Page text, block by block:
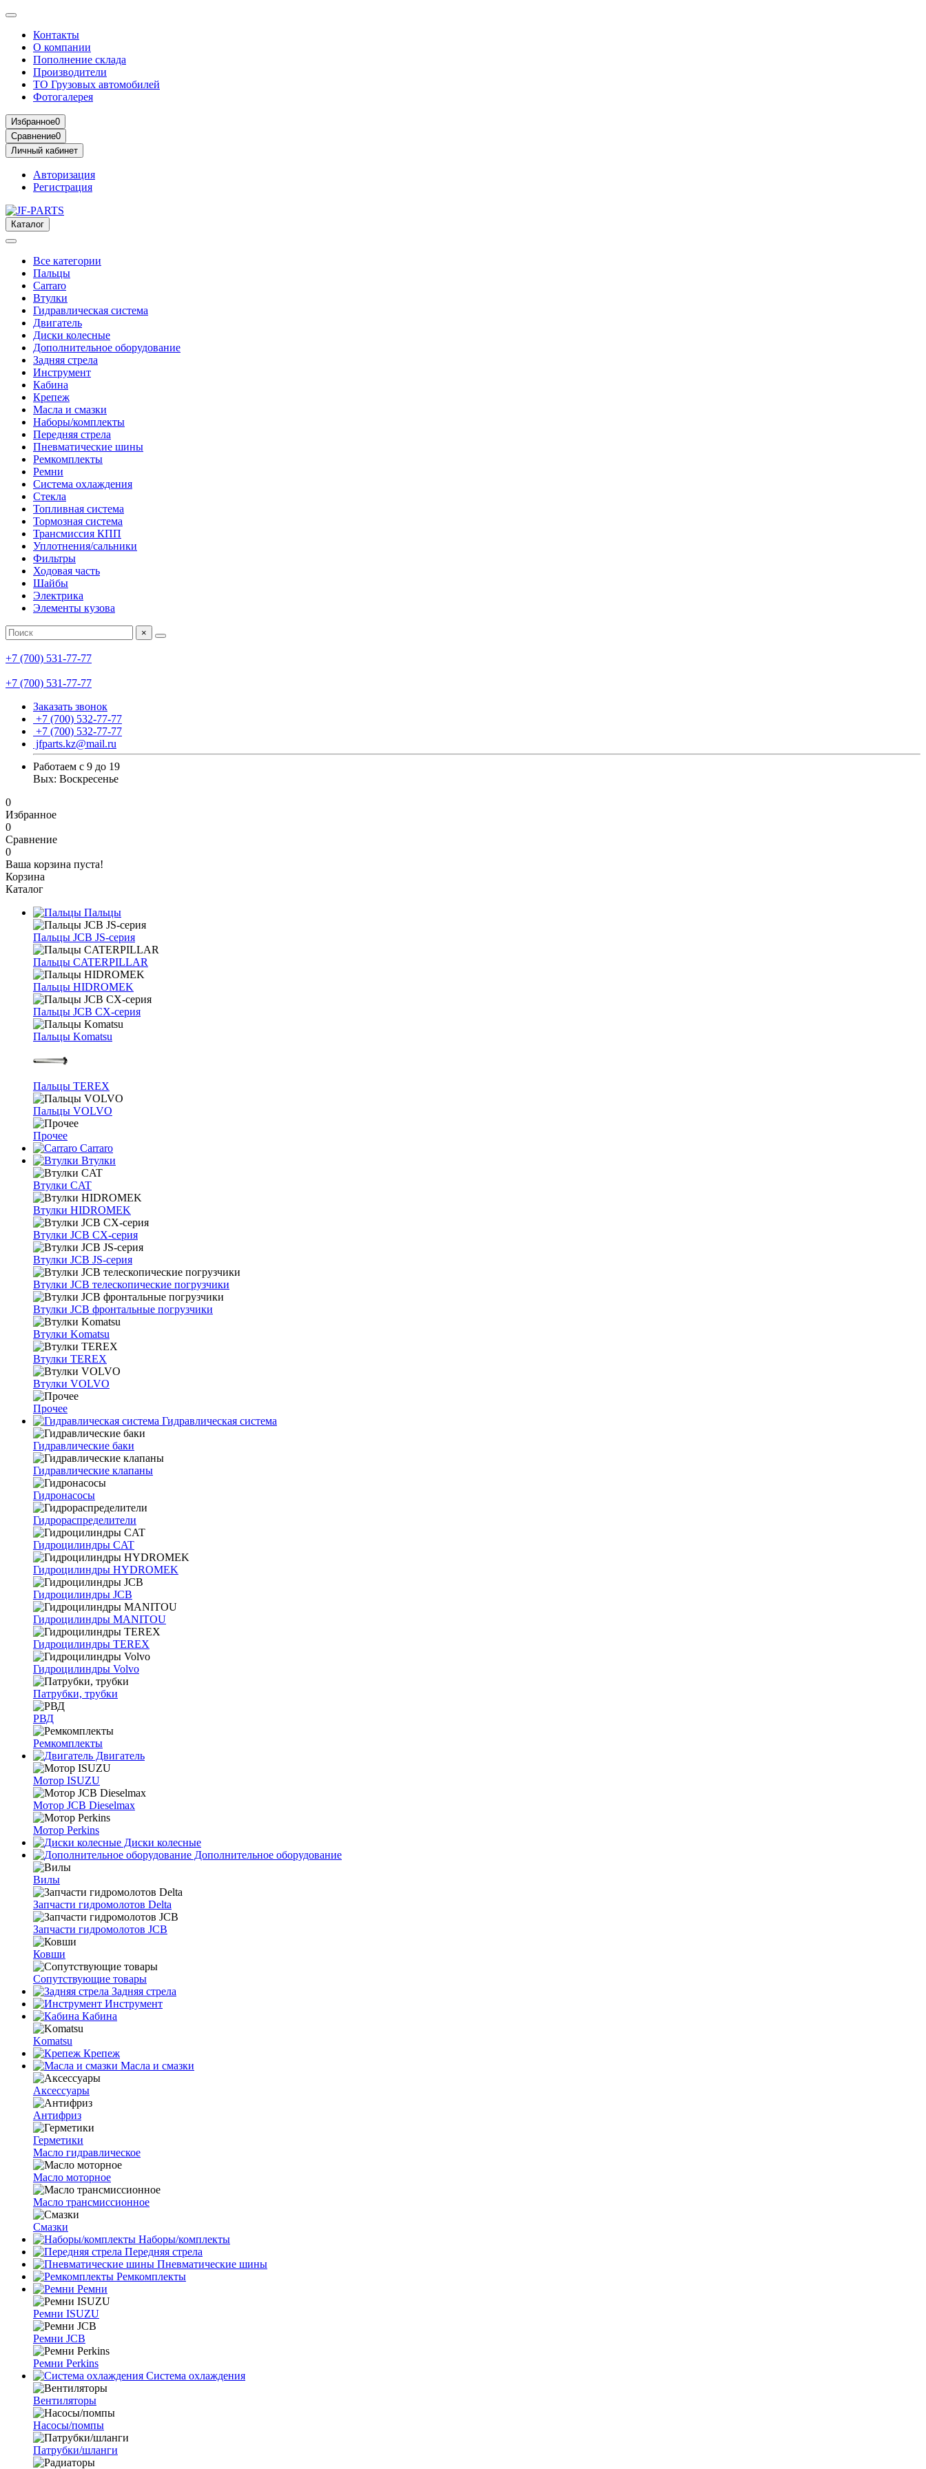
Контакты
О компании
Пополнение склада
Производители
ТО Грузовых автомобилей
Фотогалерея
Избранное0
Сравнение0
Личный кабинет
Авторизация
Регистрация
Каталог
Все категории
Пальцы
Carraro
Втулки
Гидравлическая система
Двигатель
Диски колесные
Дополнительное оборудование
Задняя стрела
Инструмент
Кабина
Крепеж
Масла и смазки
Наборы/комплекты
Передняя стрела
Пневматические шины
Ремкомплекты
Ремни
Система охлаждения
Стекла
Топливная система
Тормозная система
Трансмиссия КПП
Уплотнения/сальники
Фильтры
Ходовая часть
Шайбы
Электрика
Элементы кузова
×
+7 (700) 531-77-77
+7 (700) 531-77-77
Заказать звонок
+7 (700) 532-77-77
+7 (700) 532-77-77
jfparts.kz@mail.ru
Работаем с 9 до 19
Вых: Воскресенье
0
Избранное
0
Сравнение
0
Ваша корзина пуста!
Корзина
Каталог
Пальцы
Пальцы JCB JS-серия
Пальцы CATERPILLAR
Пальцы HIDROMEK
Пальцы JCB CX-серия
Пальцы Komatsu
Пальцы TEREX
Пальцы VOLVO
Прочее
Carraro
Втулки
Втулки CAT
Втулки HIDROMEK
Втулки JCB CX-серия
Втулки JCB JS-серия
Втулки JCB телескопические погрузчики
Втулки JCB фронтальные погрузчики
Втулки Komatsu
Втулки TEREX
Втулки VOLVO
Прочее
Гидравлическая система
Гидравлические баки
Гидравлические клапаны
Гидронасосы
Гидрораспределители
Гидроцилиндры CAT
Гидроцилиндры HYDROMEK
Гидроцилиндры JCB
Гидроцилиндры MANITOU
Гидроцилиндры TEREX
Гидроцилиндры Volvo
Патрубки, трубки
РВД
Ремкомплекты
Двигатель
Мотор ISUZU
Мотор JCB Dieselmax
Мотор Perkins
Диски колесные
Дополнительное оборудование
Вилы
Запчасти гидромолотов Delta
Запчасти гидромолотов JCB
Ковши
Сопутствующие товары
Задняя стрела
Инструмент
Кабина
Komatsu
Крепеж
Масла и смазки
Аксессуары
Антифриз
Герметики
Масло гидравлическое
Масло моторное
Масло трансмиссионное
Смазки
Наборы/комплекты
Передняя стрела
Пневматические шины
Ремкомплекты
Ремни
Ремни ISUZU
Ремни JCB
Ремни Perkins
Система охлаждения
Вентиляторы
Насосы/помпы
Патрубки/шланги